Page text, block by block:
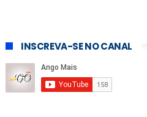
INSCREVA-SE NO CANAL